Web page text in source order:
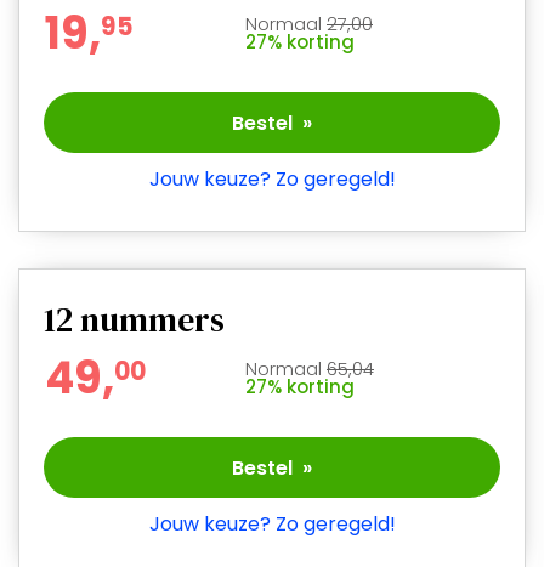
19,95 Normaal 27,00
27% korting
Bestel »
Jouw keuze? Zo geregeld!
12nummers
49,00 Normaal 65,04
27% korting
Bestel »
Jouw keuze? Zo geregeld!